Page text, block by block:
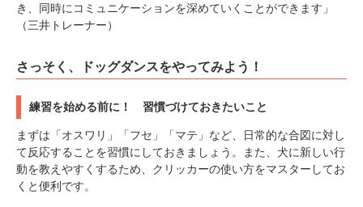
き、同時にコミュニケーションを深めていくことができます」
（三井トレーナー）
さっそく、ドッグダンスをやってみよう！
練習を始める前に！ 習慣づけておきたいこと
まずは「オスワリ」「フセ」「マテ」など、日常的な合図に対し
て反応することを習慣にしておきましょう。また、犬に新しい行
動を教えやすくするため、クリッカーの使い方をマスターしてお
くと便利です。